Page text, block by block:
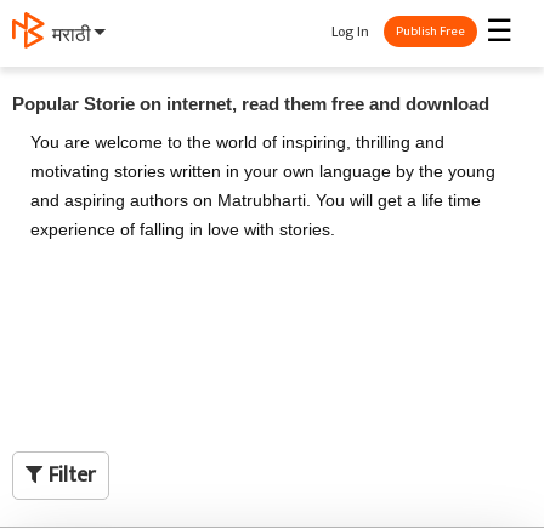
मराठी ☰
Log In Publish Free
Popular Storie on internet, read them free and download
You are welcome to the world of inspiring, thrilling and
motivating stories written in your own language by the young
and aspiring authors on Matrubharti. You will get a life time
experience of falling in love with stories.
Filter